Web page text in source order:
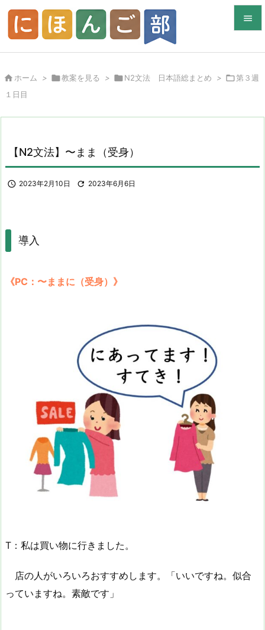

メニュ

前へ

 ホーム > 教案を見る > N2文法 日本語総まとめ > 第３週
１日目
【N2文法】〜まま（受身）
 2023年2月10日  2023年6月6日
導入
《PC：〜ままに（受身）》
T：私は買い物に行きました。
店の人がいろいろおすすめします。「いいですね。似合
っていますね。素敵です」